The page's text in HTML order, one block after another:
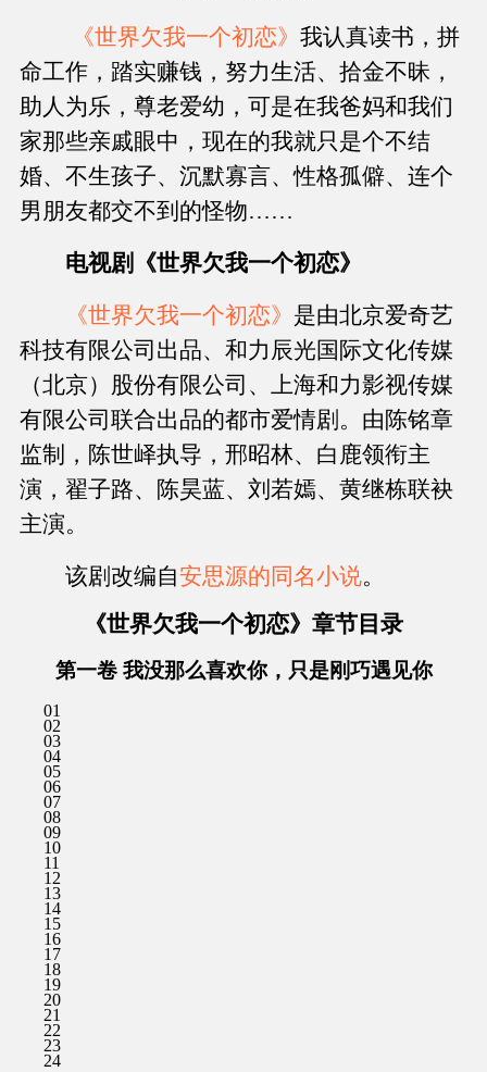
《世界欠我一个初恋》 我认真读书，拼
命工作，踏实赚钱，努力生活、拾金不昧，
助人为乐，尊老爱幼，可是在我爸妈和我们
家那些亲戚眼中，现在的我就只是个不结
婚、不生孩子、沉默寡言、性格孤僻、连个
男朋友都交不到的怪物……
电视剧《世界欠我一个初恋》
《世界欠我一个初恋》 是由北京爱奇艺
科技有限公司出品、和力辰光国际文化传媒
（北京）股份有限公司、上海和力影视传媒
有限公司联合出品的都市爱情剧。由陈铭章
监制，陈世峄执导，邢昭林、白鹿领衔主
演，翟子路、陈昊蓝、刘若嫣、黄继栋联袂
主演。
该剧改编自安思源的同名小说。
《世界欠我一个初恋》章节目录
第一卷 我没那么喜欢你，只是刚巧遇见你
01
02
03
04
05
06
07
08
09
10
11
12
13
14
15
16
17
18
19
20
21
22
23
24